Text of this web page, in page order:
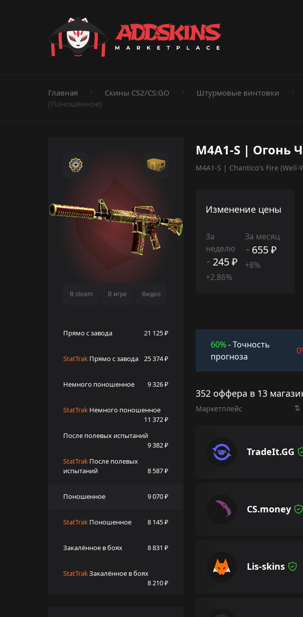
Пистолеты
Ножи
Штурмовые винтовки
Главная Скины CS2/CS:GO Штурмовые винтовки
(Поношенное)
M4A1-S | Огонь
M4A1-S | Chantico's Fire (Well-
В steam В игре Видео
Прямо с завода 21 125 ₽
StatTrak Прямо с завода 25 374 ₽
Немного поношенное 9 326 ₽
StatTrak Немного поношенное
11 372 ₽
После полевых испытаний
9 382 ₽
StatTrak После полевых
испытаний
8 587 ₽
Поношенное 9 070 ₽
StatTrak Поношенное 8 145 ₽
Закалённое в боях 8 831 ₽
StatTrakЗакалённое в боях
8 210 ₽
Изменение цены
За
неделю
245 ₽
+2.86%
За месяц
655 ₽
+8%
60%- Точность
прогноза
352 оффера в 13
Маркетплейс
TradeIt.GG
CS.money
Lis-skins